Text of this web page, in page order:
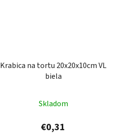
Krabica na tortu 20x20x10cm VL
biela
Skladom
€0,31